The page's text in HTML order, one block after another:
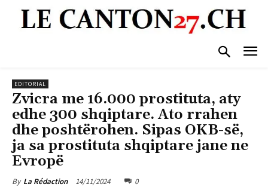
EDITORIAL
Zvicra me 16.000 prostituta, aty
edhe 300 shqiptare. Ato rrahen
dhe poshtërohen. Sipas OKB-së,
ja sa prostituta shqiptare jane ne
Evropë
By La Rédaction 14/11/2024 0